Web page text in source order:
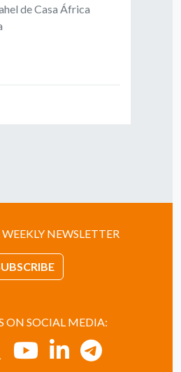
de Casa África
NEWSLETTER
ON SOCIAL MEDIA: